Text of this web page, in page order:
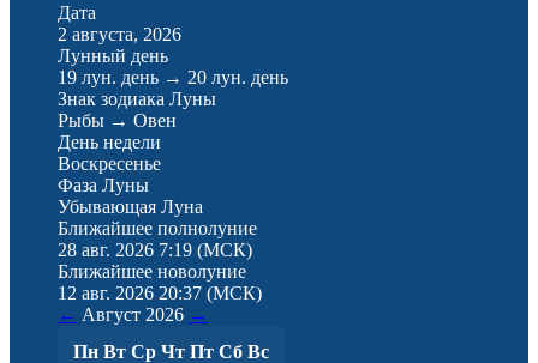
Дата
2 августа, 2026
Лунный день
19 лун. день → 20 лун. день
Знак зодиака Луны
Рыбы → Овен
День недели
Воскресенье
Фаза Луны
Убывающая Луна
Ближайшее полнолуние
28 авг. 2026 7:19 (МСК)
Ближайшее новолуние
12 авг. 2026 20:37 (МСК)
← Август 2026 →
Пн Вт Ср Чт Пт Сб Вс